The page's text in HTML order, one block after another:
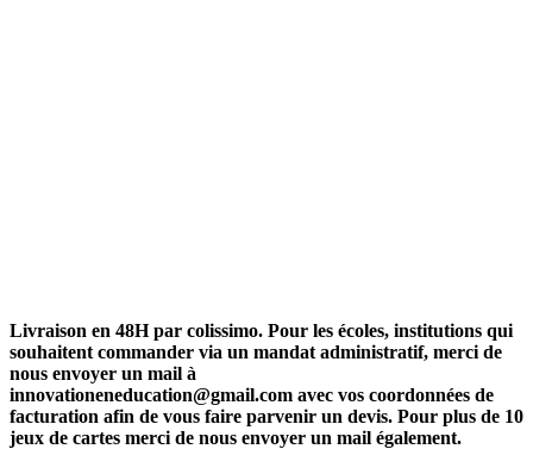
Livraison en 48H par colissimo. Pour les écoles, institutions qui
souhaitent commander via un mandat administratif, merci de
nous envoyer un mail à
innovationeneducation@gmail.com avec vos coordonnées de
facturation afin de vous faire parvenir un devis. Pour plus de 10
jeux de cartes merci de nous envoyer un mail également.